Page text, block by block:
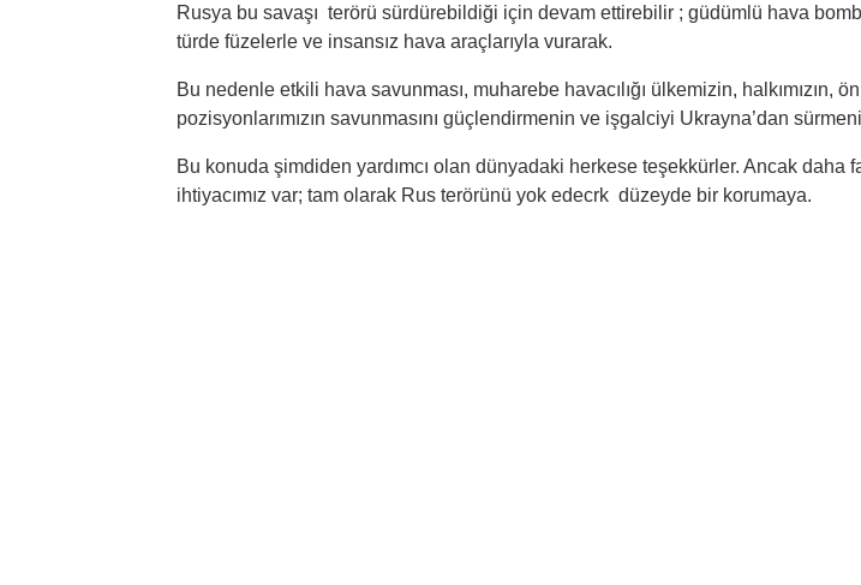
Rusya bu savaşı terörü sürdürebildiği için devam ettirebilir ; güdümlü hava
türde füzelerle ve insansız hava araçlarıyla vurarak.
Bu nedenle etkili hava savunması, muharebe havacılığı ülkemizin, halkımızın,
pozisyonlarımızın savunmasını güçlendirmenin ve işgalciyi Ukrayna’dan
Bu konuda şimdiden yardımcı olan dünyadaki herkese teşekkürler. Ancak daha
ihtiyacımız var; tam olarak Rus terörünü yok edecrk düzeyde bir korumaya.